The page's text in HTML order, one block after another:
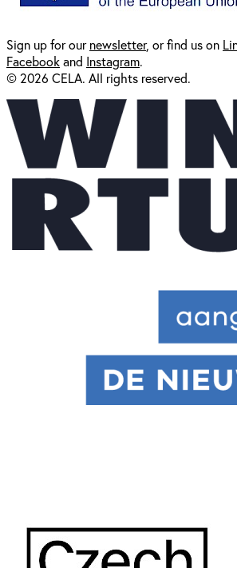
Sign up for ournewsletter, or find us on
Facebookand Instagram.
© 2026 CELA. All rights reserved.